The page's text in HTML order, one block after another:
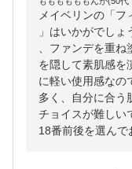
メイベリンの「フ
」はいかがでし
、ファンデを重ね
を隠して素肌感を
に軽い使用感なの
多く、自分に合う
チョイスが難しい
18番前後を選んで